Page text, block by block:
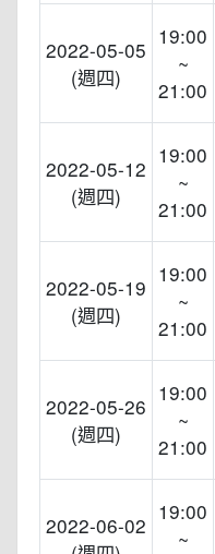
2022-05-05
(週四)
19:00
~
21:00
2022-05-12
(週四)
19:00
~
21:00
2022-05-19
(週四)
19:00
~
21:00
2022-05-26
(週四)
19:00
~
21:00
2022-06-02
19:00
~